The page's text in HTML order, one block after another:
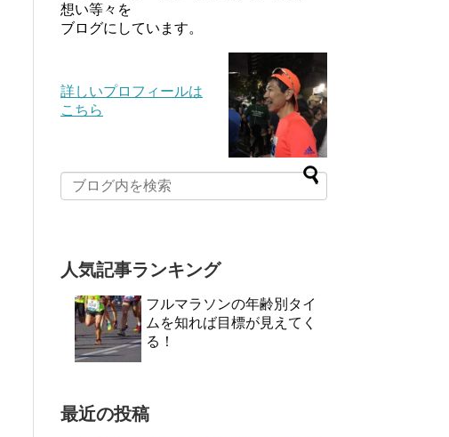
想い等々を
ブログにしています。
詳しいプロフィールは
こちら
人気記事ランキング
フルマラソンの年齢別タイ
ムを知れば目標が見えてく
る！
最近の投稿